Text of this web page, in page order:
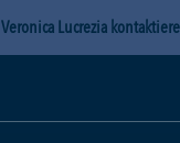
Veronica Lucrezia